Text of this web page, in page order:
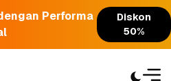
Performa
Diskon
50%